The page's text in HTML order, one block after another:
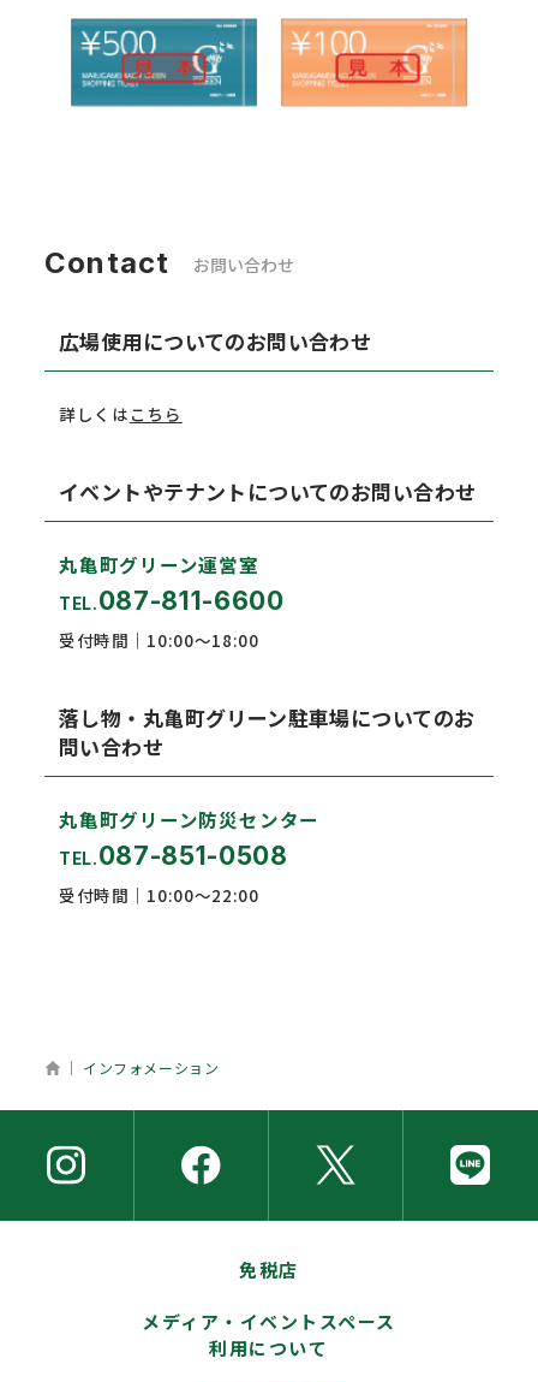
Contact お問い合わせ
広場使用についてのお問い合わせ
詳しくは こちら
イベントやテナントについてのお問い合わせ
丸亀町グリーン運営室
TEL.087-811-6600
受付時間｜10:00～18:00
落し物・丸亀町グリーン駐車場についてのお
問い合わせ
丸亀町グリーン防災センター
TEL.087-851-0508
受付時間｜10:00～22:00
ホーム
インフォメーション
免税店
メディア・イベントスペース
利用について